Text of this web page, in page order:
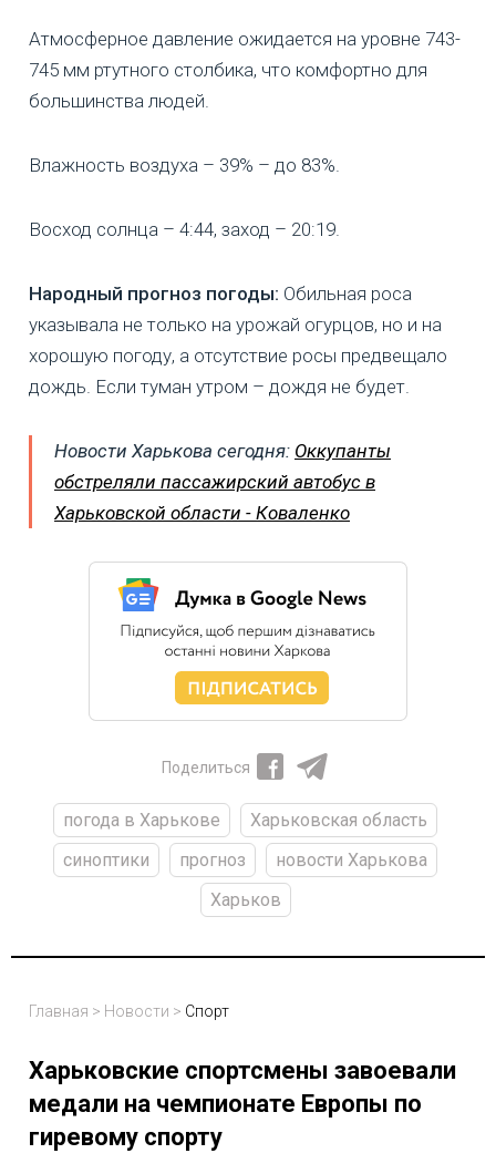
Атмосферное давление ожидается на уровне 743-
745 мм ртутного столбика, что комфортно для
большинства людей.
Влажность воздуха – 39% – до 83%.
Восход солнца – 4:44, заход – 20:19.
Народный прогноз погоды: Обильная роса
указывала не только на урожай огурцов, но и на
хорошую погоду, а отсутствие росы предвещало
дождь. Если туман утром – дождя не будет.
Новости Харькова сегодня: Оккупанты
обстреляли пассажирский автобус в
Харьковской области - Коваленко
Поделиться
погода в Харькове
Харьковская область
синоптики
прогноз
новости Харькова
Харьков
Главная > Новости > Спорт
Харьковские спортсмены завоевали
медали на чемпионате Европы по
гиревому спорту